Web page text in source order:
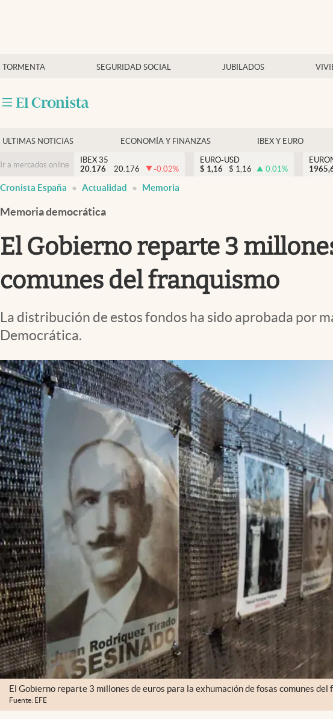
TORMENTA SEGURIDAD SOCIAL JUBILADOS
Economía y finanzas
Criptomonedas
ULTIMAS NOTICIAS ECONOMÍA Y FINANZAS IBEX Y EURO
Ir a mercados online
IBEX 35
20.176
20.176 -0.02%
EURO-USD
$ 1,16 $ 1,16 0.01%
Cronista España Actualidad Memoria
Memoria democrática
El Gobierno reparte 3
comunes del franquismo
La distribución de estos fondos ha sido aprobada por
Democrática.
El Gobierno reparte 3 millones de euros para la exhumación de fosas comunes del
Fuente: EFE